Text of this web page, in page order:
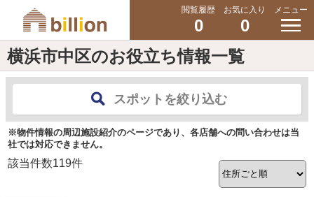
閲覧履歴
0
お気に入り
0
メニュー
横浜市中区のお役立ち情報一覧
スポットを絞り込む
※物件情報の周辺施設紹介のページであり、各店舗への問い合わせは当
社では対応できません。
該当件数119件